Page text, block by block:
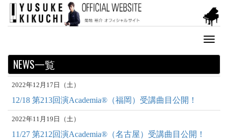
Toggle
NEWS一覧
2022年12月17日（土）
12/18 第213回演Academia®︎（福岡）受講曲目公開！
2022年11月19日（土）
11/27 第212回演Academia®︎（名古屋）受講曲目公開！